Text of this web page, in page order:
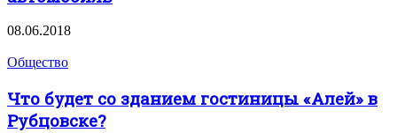
08.06.2018
Общество
Что будет со зданием гостиницы «Алей» в
Рубцовске?